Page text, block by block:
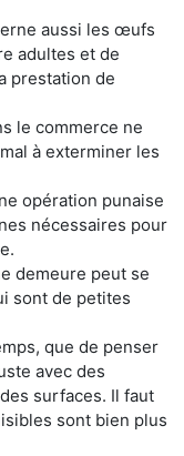
aussi les œufs
adultes et de
prestation de
le commerce ne
à exterminer les
opération punaise
nécessaires pour
demeure peut se
sont de petites
que de penser
avec des
surfaces. Il faut
sont bien plus